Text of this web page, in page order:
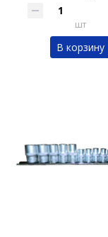
шт
В корзину